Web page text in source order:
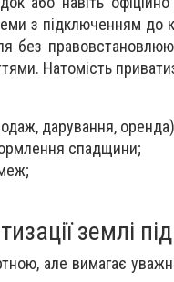
з підключенням до
без
Натомість
дарування,
спадщини;
землі
але вимагає